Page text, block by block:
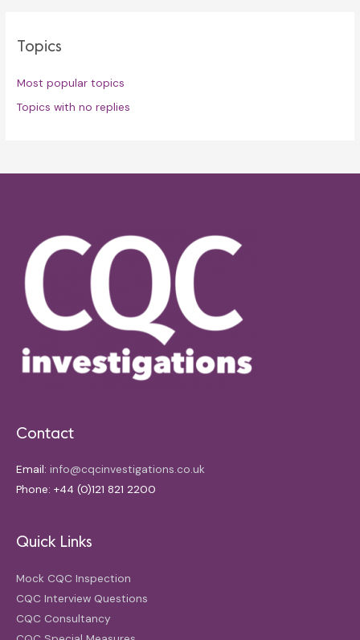
Topics
Most popular topics
Topics with no replies
Contact
Email: info@cqcinvestigations.co.uk
Phone: +44 (0)121 821 2200
Quick Links
Mock CQC Inspection
CQC Interview Questions
CQC Consultancy